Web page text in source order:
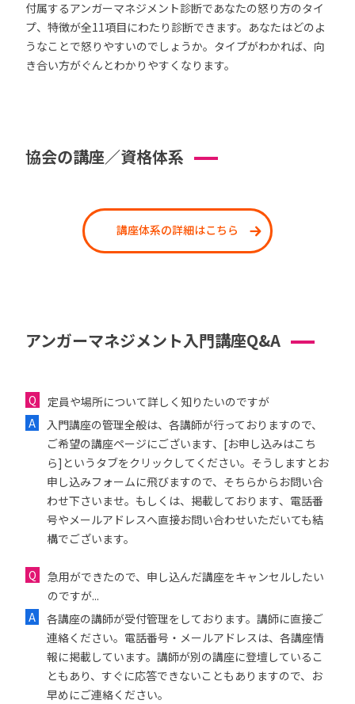
付属するアンガーマネジメント診断であなたの怒り方のタイ
プ、特徴が全11項目にわたり診断できます。あなたはどのよ
うなことで怒りやすいのでしょうか。タイプがわかれば、向
き合い方がぐんとわかりやすくなります。
協会の講座／資格体系
講座体系の詳細はこちら
アンガーマネジメント入門講座Q&A
定員や場所について詳しく知りたいのですが
入門講座の管理全般は、各講師が行っておりますので、
ご希望の講座ページにございます、[お申し込みはこち
ら]というタブをクリックしてください。そうしますとお
申し込みフォームに飛びますので、そちらからお問い合
わせ下さいませ。もしくは、掲載しております、電話番
号やメールアドレスへ直接お問い合わせいただいても結
構でございます。
急用ができたので、申し込んだ講座をキャンセルしたい
のですが...
各講座の講師が受付管理をしております。講師に直接ご
連絡ください。電話番号・メールアドレスは、各講座情
報に掲載しています。講師が別の講座に登壇しているこ
ともあり、すぐに応答できないこともありますので、お
早めにご連絡ください。